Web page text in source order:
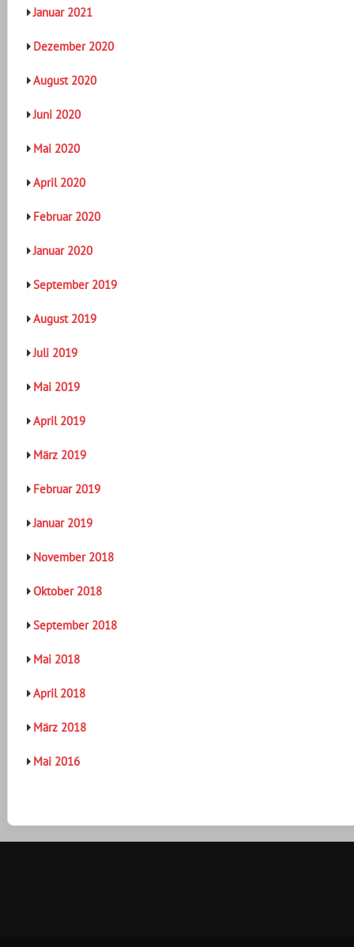
Januar 2021
Dezember 2020
August 2020
Juni 2020
Mai 2020
April 2020
Februar 2020
Januar 2020
September 2019
August 2019
Juli 2019
Mai 2019
April 2019
März 2019
Februar 2019
Januar 2019
November 2018
Oktober 2018
September 2018
Mai 2018
April 2018
März 2018
Mai 2016